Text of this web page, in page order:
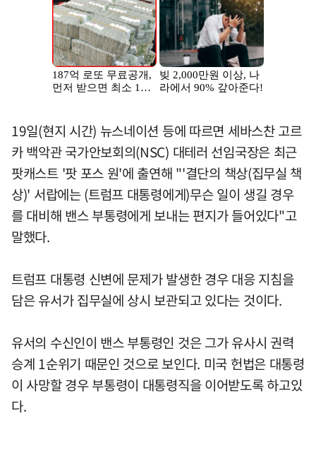
19일(현지 시간) 뉴스네이션 등에 따르면 세바스찬 고르
카 백악관 국가안보회의(NSC) 대테러 선임국장은 최근
팟캐스트 '팟 포스 원'에 출연해 "'결단의 책상(집무실 책
상)' 서랍에는 (트럼프 대통령에게)무슨 일이 생길 경우
를 대비해 밴스 부통령에게 보내는 편지가 들어있다"고
말했다.
트럼프 대통령 신변에 문제가 발생한 경우 대응 지침을
담은 유서가 집무실에 상시 보관되고 있다는 것이다.
유서의 수신인이 밴스 부통령인 것은 그가 유사시 권력
승계 1순위기 때문인 것으로 보인다. 미국 헌법은 대통령
이 사망할 경우 부통령이 대통령직을 이어받도록 하고있
다.